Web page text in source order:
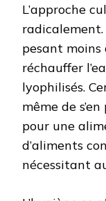
L’approche
pesant
réchauffer
lyophilisés.
même de
pour une
d’aliments
nécessitant